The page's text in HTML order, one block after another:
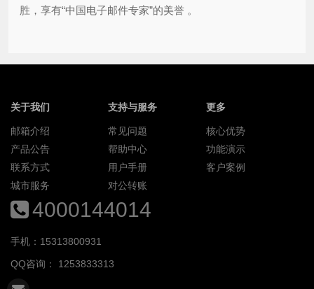
胜，享有“中国电子邮件专家”的美誉 。
关于我们
邮箱介绍
产品公告
联系方式
城市服务
支持与服务
常见问题
帮助中心
用户手册
对公转账
更多
核心优势
功能演示
客户案例
4000144014
手机：15313800931
QQ咨询： 1253833313